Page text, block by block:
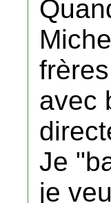
avec
Je
je